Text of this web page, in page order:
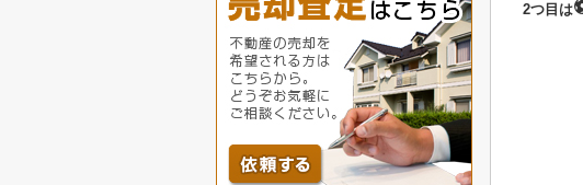
2つ目は